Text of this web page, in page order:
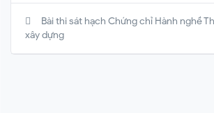
Bài thi sát hạch Chứng chỉ Hành nghề
xây dựng